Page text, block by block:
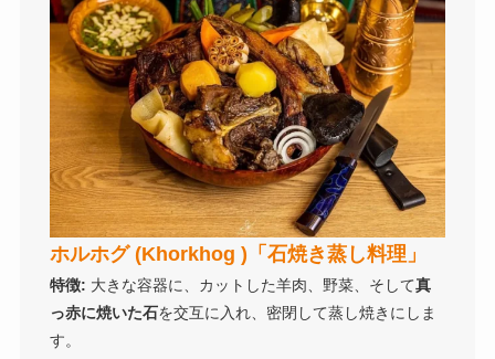
ホルホグ (Khorkhog )「石焼き蒸し料理」
特徴: 大きな容器に、カットした羊肉、野菜、そして真
っ赤に焼いた石を交互に入れ、密閉して蒸し焼きにしま
す。